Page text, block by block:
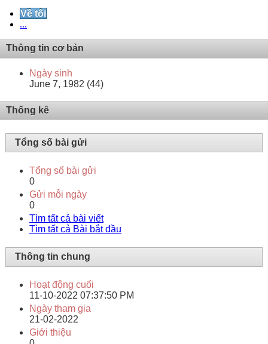
Về tôi
...
Thông tin cơ bản
Ngày sinh
June 7, 1982 (44)
Thống kê
Tổng số bài gửi
Tổng số bài gửi
0
Gửi mỗi ngày
0
Tìm tất cả bài viết
Tìm tất cả Bài bắt đầu
Thông tin chung
Hoạt động cuối
11-10-2022 07:37:50 PM
Ngày tham gia
21-02-2022
Giới thiệu